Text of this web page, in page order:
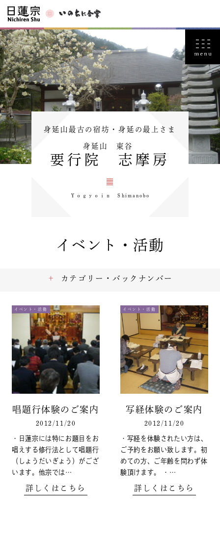
身延山最古の宿坊・身延の最上さま
身延山 東谷
要行院 志摩房
Ｙｏｇｙｏｉｎ Shimanobo
イベント・活動
イベント・活動
唱題行体験のご案内
2012/11/20
・日蓮宗には特にお題目をお
唱えする修行法として唱題行
（しょうだいぎょう）がござ
います。他宗では…
詳しくはこちら
イベント・活動
写経体験のご案内
2012/11/20
・写経を体験されたい方は、
ご予約をお願い致します。初
めての方、ご年齢を問わず体
験頂けます。 ・…
詳しくはこちら
カテゴリー・バックナンバー